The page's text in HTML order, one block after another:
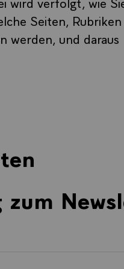
Seiten,
werden, und daraus